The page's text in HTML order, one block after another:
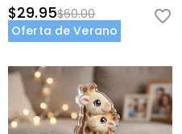
$29.95$60.00
Oferta de Verano